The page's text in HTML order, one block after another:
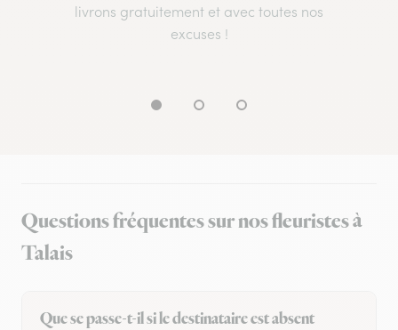
livrons gratuitement et avec toutes nos
excuses !
Questions fréquentes sur nos fleuristes à
Talais
Que se passe-t-il si le destinataire est absent